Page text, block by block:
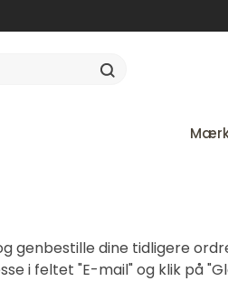
genbestille dine tidligere
i feltet "E-mail" og klik på